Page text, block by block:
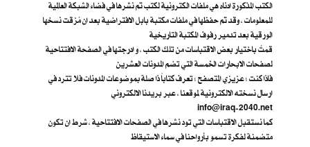
الكتب المذكورة ادناه هي ملفات الكترونية لكتب تم نشرها في فضاء الشبكة العالمية
للمعلومات ، وقد تم حفظها في ملفات مكتبة بابل الافتراضية بعد ان مُزقت نسخها
الورقية بعد تدمير رفوف المكتبة التاريخية
قمتُ باختيار بعض الاقتباسات من تلك الكتب ، و ادرجتها في الصفحة الافتتاحية
لصفحات الابحارات الخمسة التي تضم المدونات العشرين
فاذا كنت ؛ عزيزي المتصفح ؛ تعرف كتاباً ذا صلة بموضوعات المدونات فلا تترد في
ارسال نسخته الالكترونية لموقعنا ، عبر بريدنا الالكتروني
info@iraq-2040.net
كما نستقبل الاقتباسات التي تود نشرها في الصفحات الافتتاحية ، شرط ان تكون
متضمنة لفكرة تسمو بأرواحنا في سماء الاستيقاظ